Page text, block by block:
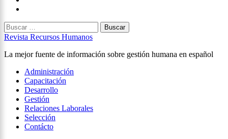
Buscar:
Revista Recursos Humanos
La mejor fuente de información sobre gestión humana en español
Menú
principal
Administración
Capacitación
Desarrollo
Gestión
Relaciones Laborales
Selección
Contácto